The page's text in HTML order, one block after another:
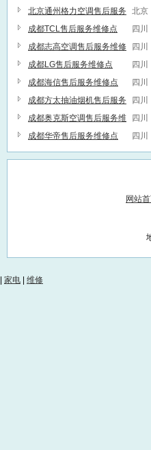
北京
北京通州格力空调售后服务
维修点
四川
成都TCL售后服务维修点
四川
成都志高空调售后服务维修
点
四川
成都LG售后服务维修点
四川
成都海信售后服务维修点
四川
成都方太抽油烟机售后服务
维修点
四川
成都奥克斯空调售后服务维
修点
四川
成都华帝售后服务维修点
网站
家电 维修